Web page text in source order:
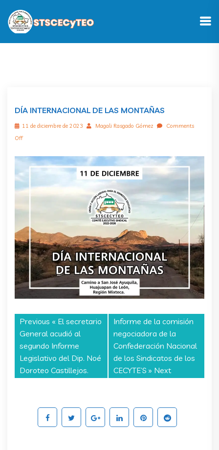
DÍA INTERNACIONAL DE LAS MONTAÑAS
11 de diciembre de 2023 Magali Rasgado Gómez
Comments
Off
Previous « El secretario
General acudió al
segundo Informe
Legislativo del Dip. Noé
Doroteo Castillejos.
Informe de la comisión
negociadora de la
Confederación Nacional
de los Sindicatos de los
CECYTE’S » Next